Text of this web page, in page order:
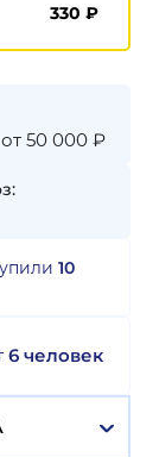
330 ₽
50 000 ₽
10
6 человек